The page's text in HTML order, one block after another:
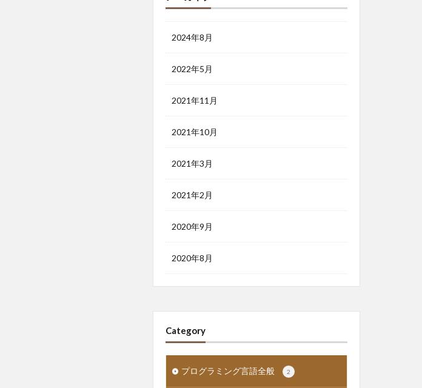
2024年8月
2022年5月
2021年11月
2021年10月
2021年3月
2021年2月
2020年9月
2020年8月
Category
プログラミング言語全般 2